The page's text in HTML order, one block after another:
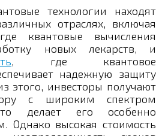
технологии находят
отраслях, включая
квантовые вычисления
новых лекарств, и
, где квантовое
надежную защиту
этого, инвесторы получают
с широким спектром
делает его особенно
Однако высокая стоимость